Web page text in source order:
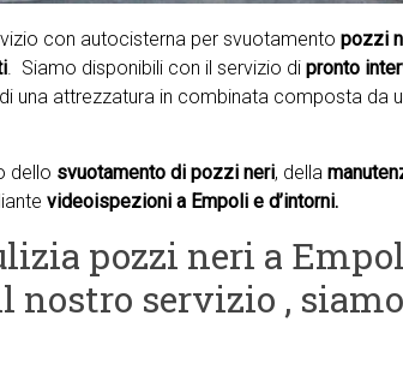
con autocisterna per svuotamento pozzi
. Siamo disponibili con il servizio di pronto
una attrezzatura in combinata composta da
dello svuotamento di pozzi neri, della
videoispezioni a Empoli e d’intorni.
pozzi neri a
nostro servizio ,